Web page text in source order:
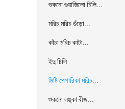
শুকনো গুয়াজিলো চিলি...
মরিচ মরিচ গুঁড়ো...
কাঁচা মরিচ কাটা...
ইদু চিলি
মিষ্টি পেপারিকা মরিচ...
শুকনো লঙ্কা বীজ...